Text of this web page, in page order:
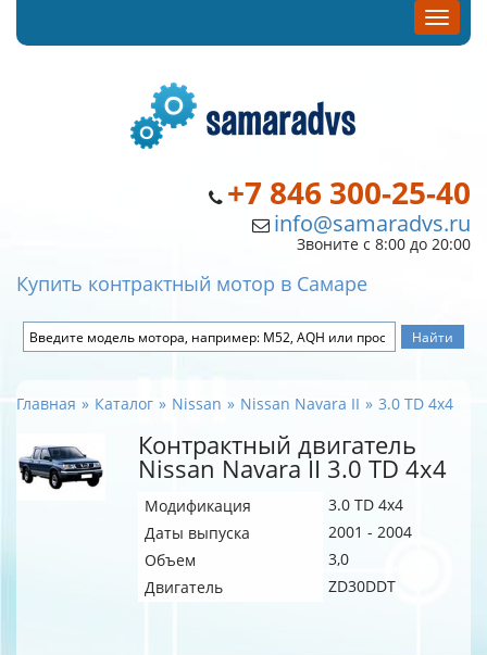
+7 846 300-25-40
info@samaradvs.ru
Звоните с 8:00 до 20:00
Купить контрактный мотор в Самаре
Главная Каталог Nissan Nissan Navara II 3.0 TD 4x4
Контрактный двигатель
Nissan Navara II 3.0 TD 4x4
Модификация
3.0 TD 4x4
Даты выпуска
2001 - 2004
Объем
3,0
Двигатель
ZD30DDT